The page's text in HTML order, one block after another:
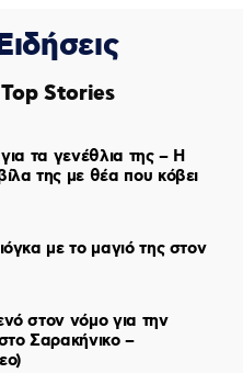
Top Stories
τα γενέθλια της – H
της με θέα που κόβει
με το μαγιό της στον
στον νόμο για την
Σαρακήνικο –